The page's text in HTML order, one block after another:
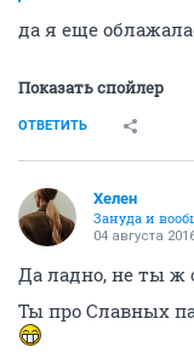
да я еще
Показать спойлер
ОТВЕТИТЬ
Хелен
Зануда и
04 августа
Да ладно, не ты ж
Ты про Славных